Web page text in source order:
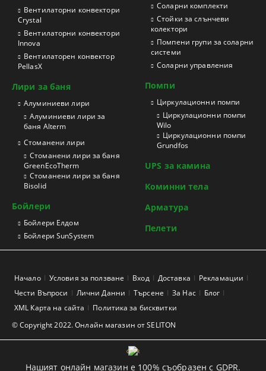
Вентилаторни конвектори
Crystal
Вентилаторни конвектори
Innova
Вентилаторен конвектор
PellasX
Лири за баня
Aлуминиеви лири
Алуминиеви лири за
баня Alterm
Стоманени лири
Стоманени лири за баня
GreenEcoTherm
Стоманени лири за баня
Bisolid
Бойлери
Бойлери Елдом
Бойлери SunSystem
Соларни комплекти
Стойки за слънчеви
колектори
Помпени групи за соларни
системи
Соларни управления
Помпи
Циркулационни помпи
Циркулационни помпи
Wilo
Циркулационни помпи
Grundfos
UPS за камина
Коминни тела
Арматура
Пелети
© Copyright 2022. Онлайн магазин от SELITON
Начало Условия за ползване Вход Доставка
Рекламации
Чести Въпроси
Лични Данни Търсене За Нас
Блог
XML Карта на сайта
Политика за бисквитки
GDPR
Нашият онлайн магазин е 100% съобразен с GDPR.